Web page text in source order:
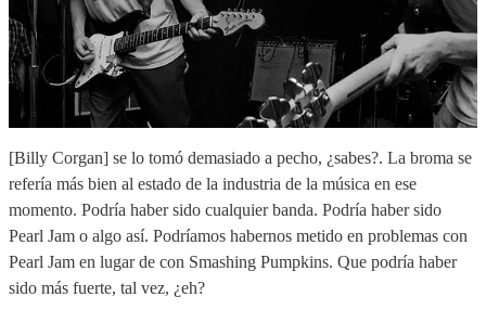
[Billy Corgan] se lo tomó demasiado a pecho, ¿sabes?. La broma se
refería más bien al estado de la industria de la música en ese
momento. Podría haber sido cualquier banda. Podría haber sido
Pearl Jam o algo así. Podríamos habernos metido en problemas con
Pearl Jam en lugar de con Smashing Pumpkins. Que podría haber
sido más fuerte, tal vez, ¿eh?